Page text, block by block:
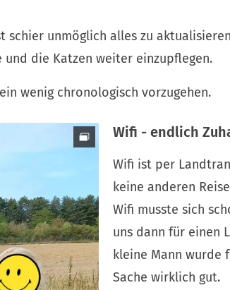
schier unmöglich alles zu
und die Katzen weiter einzupflegen.
wenig chronologisch vorzugehen.
Wifi - endlich
Wifi ist per
keine anderen
Wifi musste sich
uns dann für einen
kleine Mann wurde
Sache wirklich gut.